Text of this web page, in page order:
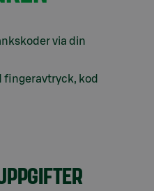
via din
fingeravtryck, kod